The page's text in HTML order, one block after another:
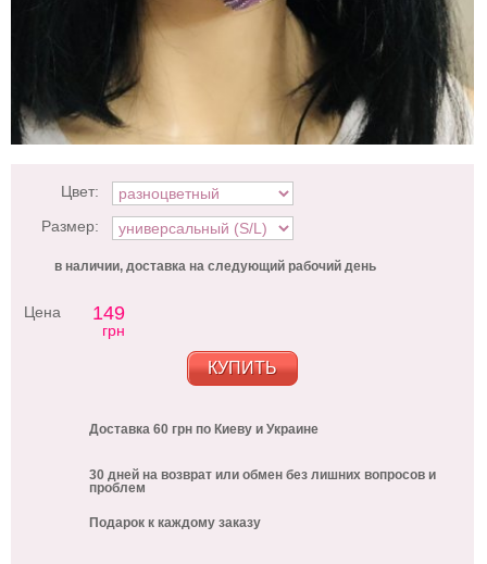
Цвет:
Размер:
в наличии, доставка на следующий рабочий день
Цена 149
грн
КУПИТЬ
Доставка 60 грн по Киеву и Украине
30 дней на возврат или обмен без лишних вопросов и
проблем
Подарок к каждому заказу